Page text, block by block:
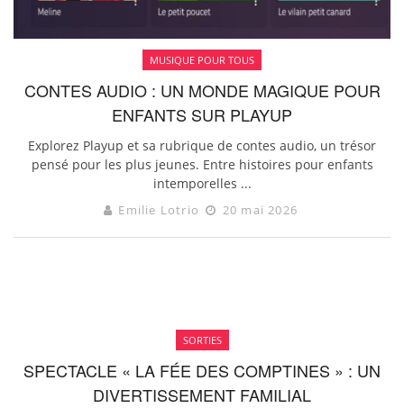
MUSIQUE POUR TOUS
CONTES AUDIO : UN MONDE MAGIQUE POUR
ENFANTS SUR PLAYUP
Explorez Playup et sa rubrique de contes audio, un trésor
pensé pour les plus jeunes. Entre histoires pour enfants
intemporelles ...
Emilie Lotrio 20 mai 2026
SORTIES
SPECTACLE « LA FÉE DES COMPTINES » : UN
DIVERTISSEMENT FAMILIAL